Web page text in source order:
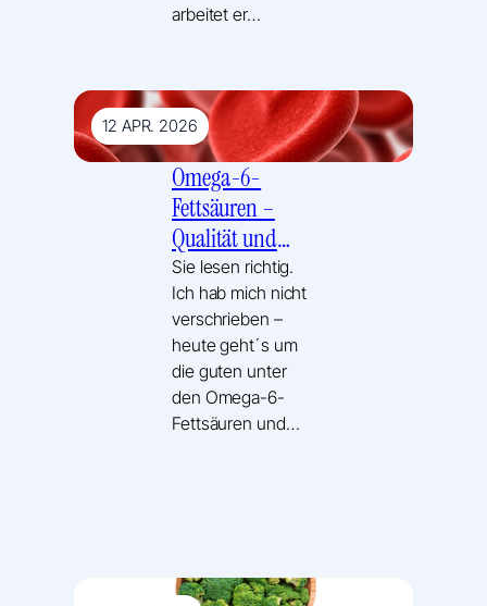
arbeitet er…
12 APR. 2026
Omega-6-
Fettsäuren –
Qualität und
Quantität
Sie lesen richtig.
Ich hab mich nicht
verschrieben –
heute geht´s um
die guten unter
den Omega-6-
Fettsäuren und…